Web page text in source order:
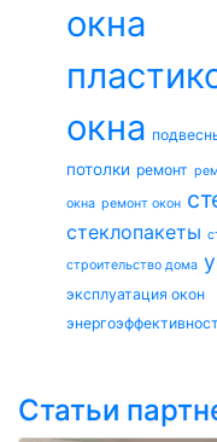
окна
окна
потолки ремонт
окна ремонт окон
стеклопакеты
строительство дома
эксплуатация окон
Статьи